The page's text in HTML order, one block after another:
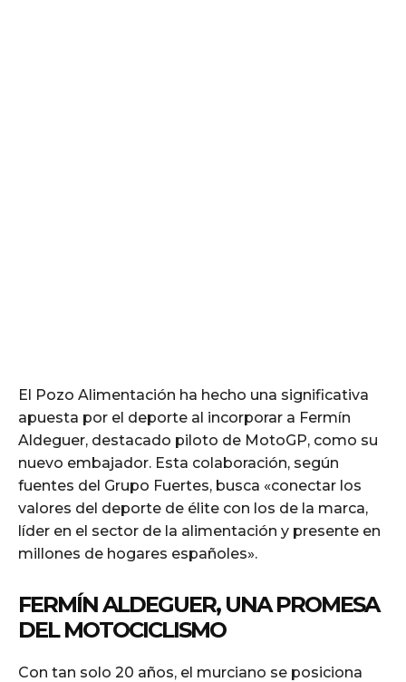
El Pozo Alimentación ha hecho una significativa
apuesta por el deporte al incorporar a Fermín
Aldeguer, destacado piloto de MotoGP, como su
nuevo embajador. Esta colaboración, según
fuentes del Grupo Fuertes, busca «conectar los
valores del deporte de élite con los de la marca,
líder en el sector de la alimentación y presente en
millones de hogares españoles».
FERMÍN ALDEGUER, UNA PROMESA
DEL MOTOCICLISMO
Con tan solo 20 años, el murciano se posiciona